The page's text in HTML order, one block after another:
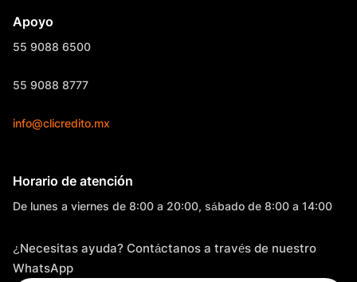
Apoyo
55 9088 6500
55 9088 8777
info@clicredito.mx
Horario de atención
De lunes a viernes de 8:00 a 20:00, sábado de 8:00 a 14:00
¿Necesitas ayuda? Contáctanos a través de nuestro
WhatsApp